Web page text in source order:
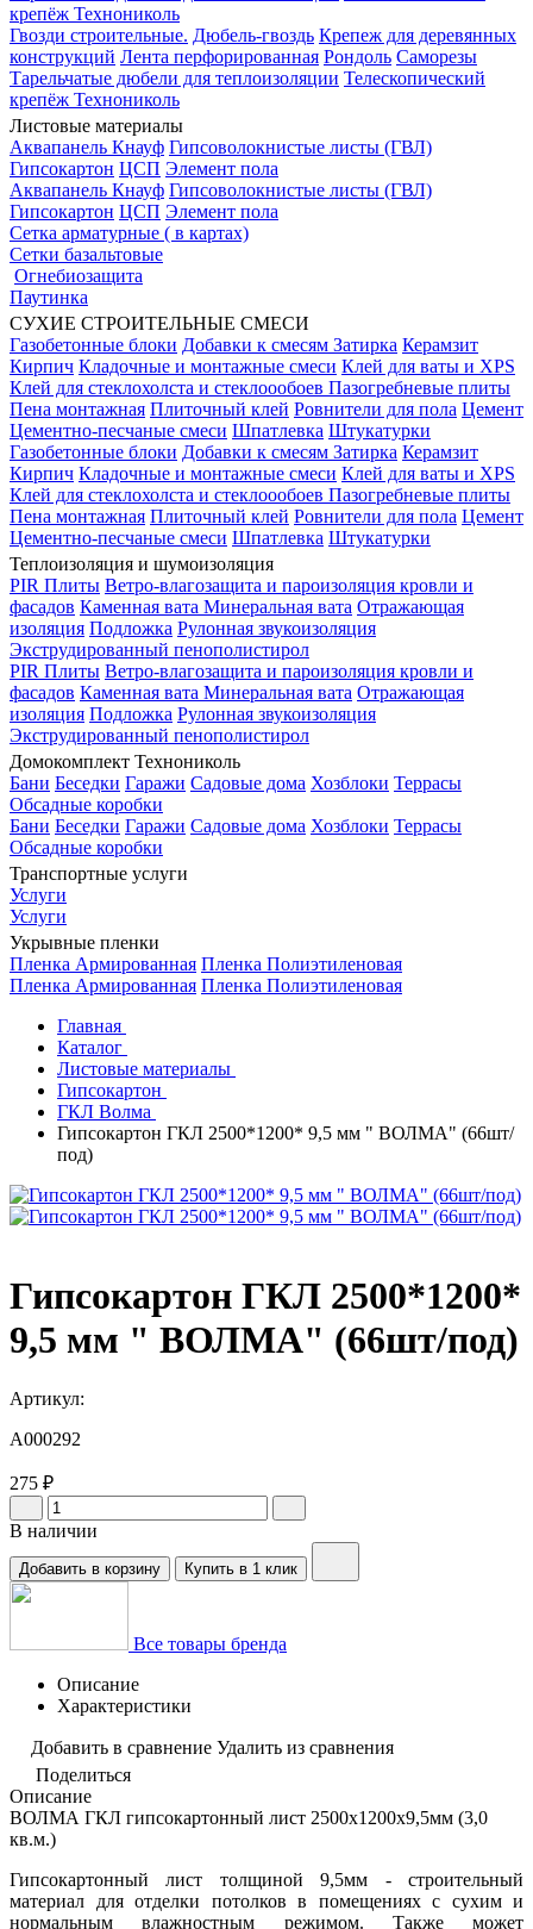
крепёж Технониколь
Гвозди строительные. Дюбель-гвоздь Крепеж для деревянных
конструкций Лента перфорированная Рондоль Саморезы
Тарельчатые дюбели для теплоизоляции Телескопический
крепёж Технониколь
Листовые материалы
Аквапанель Кнауф Гипсоволокнистые листы (ГВЛ)
Гипсокартон ЦСП Элемент пола
Аквапанель Кнауф Гипсоволокнистые листы (ГВЛ)
Гипсокартон ЦСП Элемент пола
Сетка арматурные ( в картах)
Сетки базальтовые
Огнебиозащита
Паутинка
СУХИЕ СТРОИТЕЛЬНЫЕ СМЕСИ
Газобетонные блоки Добавки к смесям Затирка Керамзит
Кирпич Кладочные и монтажные смеси Клей для ваты и XPS
Клей для стеклохолста и стеклоообоев Пазогребневые плиты
Пена монтажная Плиточный клей Ровнители для пола Цемент
Цементно-песчаные смеси Шпатлевка Штукатурки
Газобетонные блоки Добавки к смесям Затирка Керамзит
Кирпич Кладочные и монтажные смеси Клей для ваты и XPS
Клей для стеклохолста и стеклоообоев Пазогребневые плиты
Пена монтажная Плиточный клей Ровнители для пола Цемент
Цементно-песчаные смеси Шпатлевка Штукатурки
Теплоизоляция и шумоизоляция
PIR Плиты Ветро-влагозащита и пароизоляция кровли и
фасадов Каменная вата Минеральная вата Отражающая
изоляция Подложка Рулонная звукоизоляция
Экструдированный пенополистирол
PIR Плиты Ветро-влагозащита и пароизоляция кровли и
фасадов Каменная вата Минеральная вата Отражающая
изоляция Подложка Рулонная звукоизоляция
Экструдированный пенополистирол
Домокомплект Технониколь
Бани Беседки Гаражи Садовые дома Хозблоки Террасы
Обсадные коробки
Бани Беседки Гаражи Садовые дома Хозблоки Террасы
Обсадные коробки
Транспортные услуги
Услуги
Услуги
Укрывные пленки
Пленка Армированная Пленка Полиэтиленовая
Пленка Армированная Пленка Полиэтиленовая
Главная
Каталог
Листовые материалы
Гипсокартон
ГКЛ Волма
Гипсокартон ГКЛ 2500*1200* 9,5 мм " ВОЛМА" (66шт/
под)
Гипсокартон ГКЛ 2500*1200*
9,5 мм " ВОЛМА" (66шт/под)
Артикул:
A000292
275 ₽
В наличии
Добавить в корзину Купить в 1 клик
Все товары бренда
Описание
Характеристики
Добавить в сравнение Удалить из сравнения
Поделиться
Описание
ВОЛМА ГКЛ гипсокартонный лист 2500х1200х9,5мм (3,0
кв.м.)
Гипсокартонный лист толщиной 9,5мм - строительный
материал для отделки потолков в помещениях с сухим и
нормальным влажностным режимом. Также может